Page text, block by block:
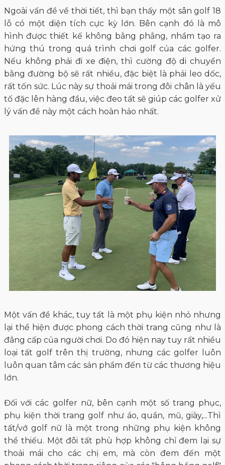
Ngoài vấn đề về thời tiết, thì bạn thấy một sân golf 18
lỗ có một diện tích cực kỳ lớn. Bên cạnh đó là mô
hình được thiết kế không bằng phẳng, nhầm tạo ra
hứng thú trong quá trình chơi golf của các golfer.
Nếu không phải đi xe điện, thì cường độ di chuyển
bằng đường bộ sẽ rất nhiều, đặc biệt là phải leo dốc,
rất tốn sức. Lúc này sự thoải mái trong đôi chân là yếu
tố đặc lên hàng đầu, việc đeo tất sẽ giúp các golfer xử
lý vấn đề này một cách hoàn hảo nhất.
Một vấn đề khác, tuy tất là một phụ kiện nhỏ nhưng
lại thể hiện được phong cách thời trang cũng như là
đẳng cấp của người chơi. Do đó hiện nay tuy rất nhiều
loại tất golf trên thị trường, nhưng các golfer luôn
luôn quan tâm các sản phẩm đến từ các thương hiệu
lớn.
Đối với các golfer nữ, bên cạnh một số trang phục,
phụ kiện thời trang golf như áo, quần, mũ, giày,...Thì
tất/vớ golf nữ là một trong những phụ kiện không
thể thiếu. Một đôi tất phù hợp không chỉ đem lại sự
thoải mái cho các chị em, mà còn đem đến một